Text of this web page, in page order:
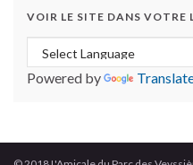
VOIR LE SITE DANS VOTRE
Powered by